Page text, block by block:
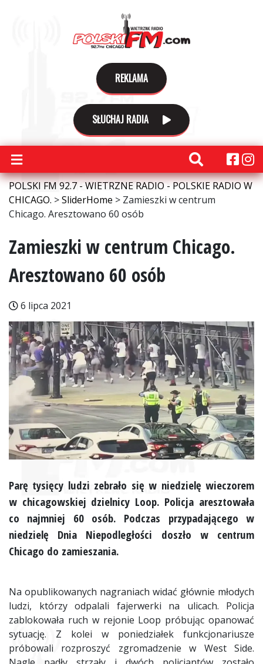
REKLAMA
SŁUCHAJ RADIA
POLSKI FM 92.7 - WIETRZNE RADIO - POLSKIE RADIO W
CHICAGO. >SliderHome > Zamieszki w centrum
Chicago. Aresztowano 60 osób
Zamieszki w centrum Chicago.
Aresztowano 60 osób
6 lipca 2021
Parę tysięcy ludzi zebrało się w niedzielę wieczorem
w chicagowskiej dzielnicy Loop. Policja aresztowała
co najmniej 60 osób. Podczas przypadającego w
niedzielę Dnia Niepodległości doszło w centrum
Chicago do zamieszania.
Na opublikowanych nagraniach widać głównie młodych
ludzi, którzy odpalali fajerwerki na ulicach. Policja
zablokowała ruch w rejonie Loop próbując opanować
sytuację. Z kolei w poniedziałek funkcjonariusze
próbowali rozproszyć zgromadzenie w West Side.